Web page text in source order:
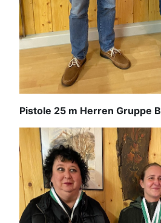
Pistole 25 m Herren Gruppe B